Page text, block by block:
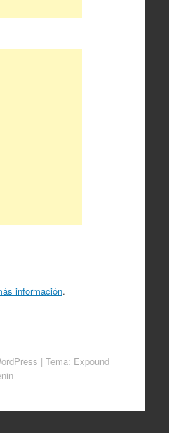
información.
| Tema: Expound